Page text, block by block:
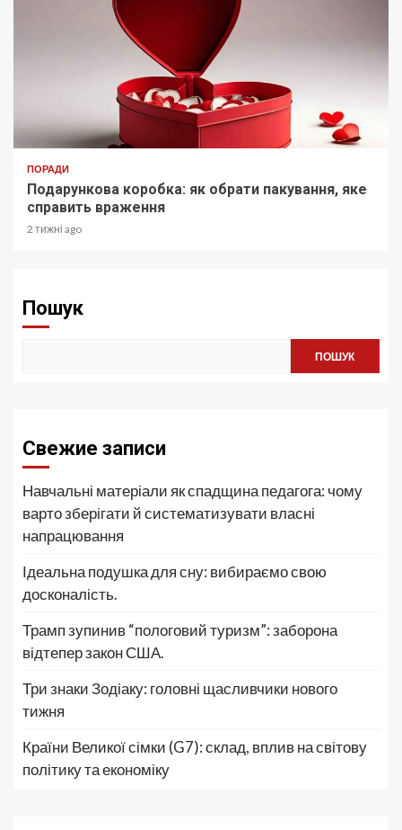
ПОРАДИ
Подарункова коробка: як обрати пакування, яке
справить враження
2 тижні ago
Пошук
ПОШУК
Свежие записи
Навчальні матеріали як спадщина педагога: чому
варто зберігати й систематизувати власні
напрацювання
Ідеальна подушка для сну: вибираємо свою
досконалість.
Трамп зупинив “пологовий туризм”: заборона
відтепер закон США.
Три знаки Зодіаку: головні щасливчики нового
тижня
Країни Великої сімки (G7): склад, вплив на світову
політику та економіку